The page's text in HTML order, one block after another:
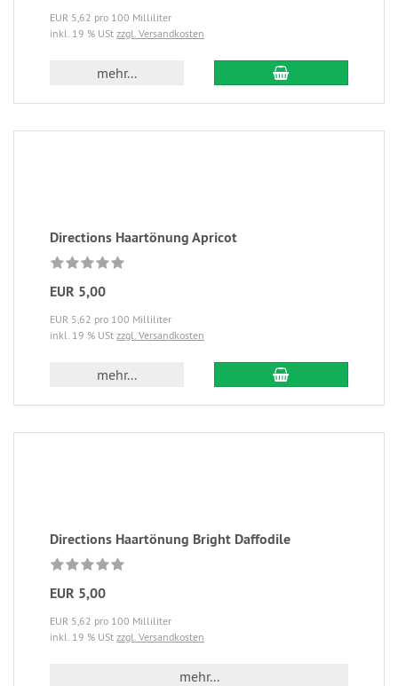
EUR 5,62 pro 100 Milliliter
inkl. 19 % USt zzgl. Versandkosten
mehr...
Directions Haartönung Apricot
EUR 5,00
EUR 5,62 pro 100 Milliliter
inkl. 19 % USt zzgl. Versandkosten
mehr...
Directions Haartönung Bright Daffodile
EUR 5,00
EUR 5,62 pro 100 Milliliter
inkl. 19 % USt zzgl. Versandkosten
mehr...